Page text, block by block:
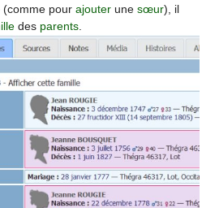
(comme pour ajouterune sœur), il
des parents.